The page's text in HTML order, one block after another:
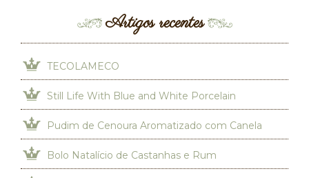
Artigos recentes
TECOLAMECO
Still Life With Blue and White Porcelain
Pudim de Cenoura Aromatizado com Canela
Bolo Natalício de Castanhas e Rum